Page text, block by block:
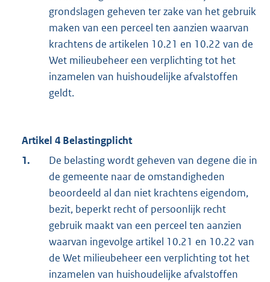
grondslagen geheven ter zake van het gebruik
maken van een perceel ten aanzien waarvan
krachtens de artikelen 10.21 en 10.22 van de
Wet milieubeheer een verplichting tot het
inzamelen van huishoudelijke afvalstoffen
geldt.
Artikel 4 Belastingplicht
1.
De belasting wordt geheven van degene die in
de gemeente naar de omstandigheden
beoordeeld al dan niet krachtens eigendom,
bezit, beperkt recht of persoonlijk recht
gebruik maakt van een perceel ten aanzien
waarvan ingevolge artikel 10.21 en 10.22 van
de Wet milieubeheer een verplichting tot het
inzamelen van huishoudelijke afvalstoffen